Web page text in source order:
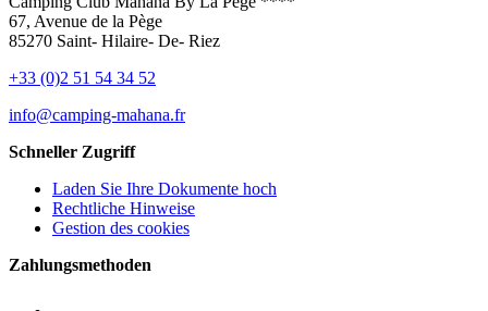
67, Avenue de la Pège
85270 Saint- Hilaire- De- Riez
+33 (0)2 51 54 34 52
info@camping-mahana.fr
Schneller Zugriff
Laden Sie Ihre Dokumente hoch
Rechtliche Hinweise
Gestion des cookies
Zahlungsmethoden